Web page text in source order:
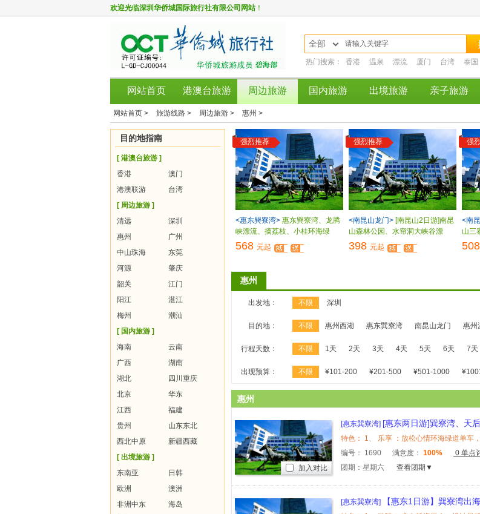
欢迎光临深圳华侨城国际旅行社有限公司网站！
全部
热门搜索： 香港 温泉 漂流 厦门 台湾 泰国
网站首页 港澳台旅游 周边旅游 国内旅游 出境旅游 亲子旅游
网站首页 > 旅游线路 > 周边旅游 > 惠州 >
目的地指南
[ 港澳台旅游 ]
香港
澳门
港澳联游
台湾
[ 周边旅游 ]
清远
深圳
惠州
广州
中山珠海
东莞
河源
肇庆
韶关
江门
阳江
湛江
梅州
潮汕
[ 国内旅游 ]
海南
云南
广西
湖南
湖北
四川重庆
北京
华东
江西
福建
贵州
山东东北
西北中原
新疆西藏
[ 出境旅游 ]
东南亚
日韩
欧洲
澳洲
非洲中东
海岛
强烈推荐
<惠东巽寮湾> 惠东巽寮湾、龙腾
峡漂流、摘荔枝、小桂环海绿
568 元起
强烈推荐
<南昆山龙门> [南昆山2日游]南昆
山森林公园、水帘洞大峡谷漂
398 元起
强
<南
山三
508
惠州
出发地： 不限 深圳
目的地： 不限 惠州西湖 惠东巽寮湾 南昆山龙门 惠州
行程天数： 不限 1天 2天 3天 4天 5天 6天 7天
出现预算： 不限 ¥101-200 ¥201-500 ¥501-1000
惠州
[惠东巽寮湾] [惠东两日游]巽寮湾、天
环海单车、野炊2天
编号： 1690 满意度： 100%
0 单点
团期：星期六
查看团期▼
加入对比
[惠东巽寮湾] 【惠东1日游】巽寮湾出